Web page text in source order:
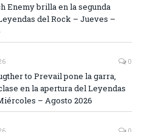
Enemy brilla en la segunda
del Rock – Jueves –
0
to Prevail pone la garra,
en la apertura del Leyendas
– Agosto 2026
0